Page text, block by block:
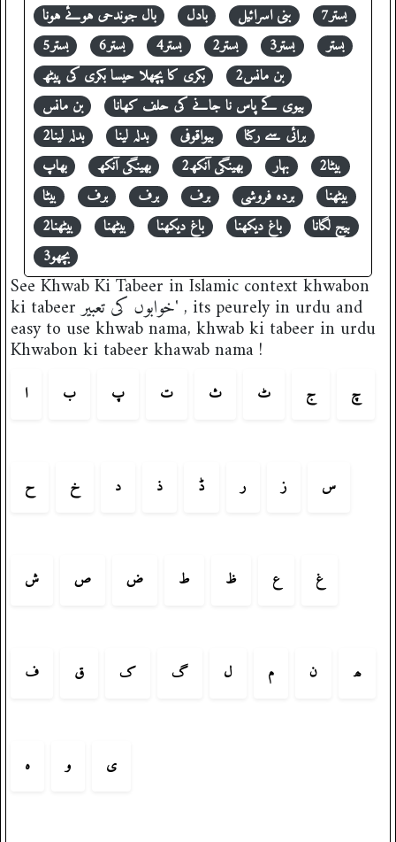
بال جوندحی ہوئے ہونا بادل بنی اسرائیل
بستر7
بستر5
بستر6 بستر4 بستر2 بستر3
بستر
بکری کا پچھلا حیسا بکری کی پیٹھ
بن مانس2
بن مانس
بیوی کے پاس نا جانے کی حلف کھانا
بدلہ لینا2
بدلہ لینا بیواقوفی
برائی سے رکنا
بھاپ
بھینگی آنکھ بھینگی آنکھ2 بہار
بیٹا2
بیٹا
برف برف برف بردہ فروشی
بیٹھنا
بیٹھنا2
بیٹھنا باغ دیکھنا باغ دیکھنا
بیج لگانا
بچھو3
See Khwab Ki Tabeer in Islamic context khwabon
ki tabeer خوابوں کی تعبیر' , its peurely in urdu and
easy to use khwab nama, khwab ki tabeer in urdu
Khwabon ki tabeer khawab nama !
ا ب پ ت ث ٹ ج چ
ح خ د ذ ڈ ر ز س
ش ص ض ط ظ ع غ
ف ق ک گ ل م ن ھ
ہ و ی